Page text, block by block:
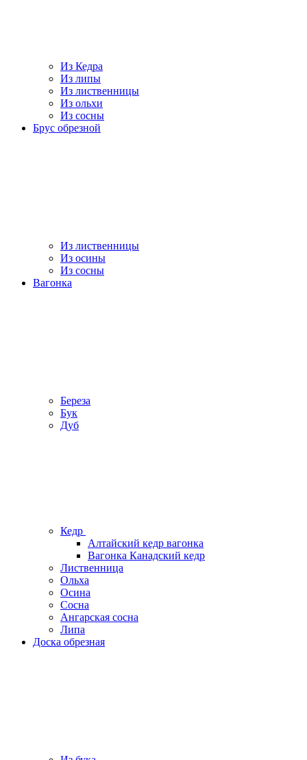
Из Кедра
Из липы
Из лиственницы
Из ольхи
Из сосны
Брус обрезной
Из лиственницы
Из осины
Из сосны
Вагонка
Береза
Бук
Дуб
Кедр
Алтайский кедр вагонка
Вагонка Канадский кедр
Лиственница
Ольха
Осина
Сосна
Ангарская сосна
Липа
Доска обрезная